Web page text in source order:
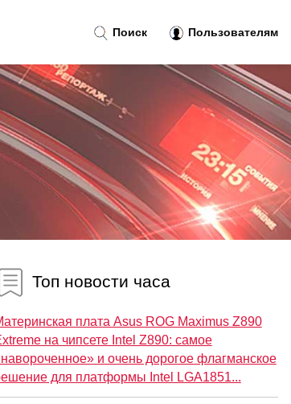
Топ новости часа
плата Asus ROG Maximus Z890
на чипсете Intel Z890: самое
и очень дорогое флагманское
для платформы Intel LGA1851...
Поиск Пользователям